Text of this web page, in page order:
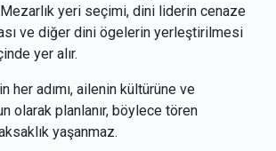
yeri seçimi, dini liderin cenaze
ve diğer dini ögelerin yerleştirilmesi
yer alır.
her adımı, ailenin kültürüne ve
olarak planlanır, böylece tören
yaşanmaz.